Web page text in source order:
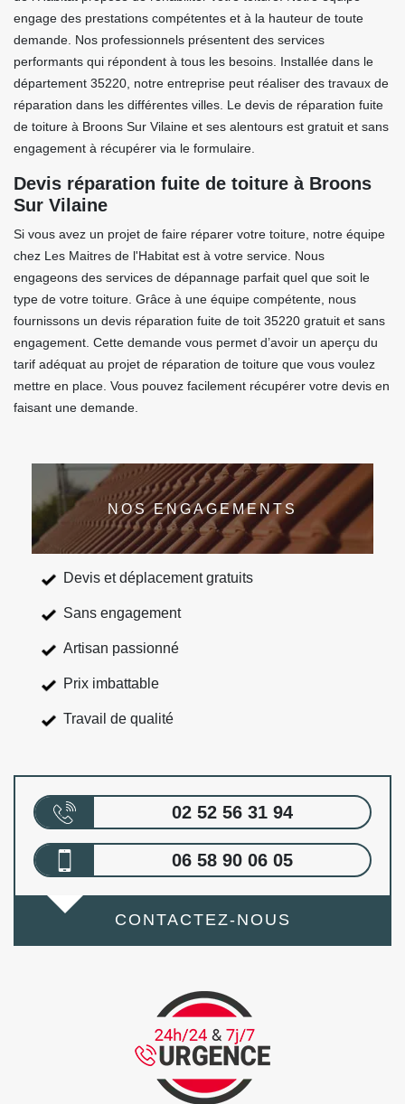
engage des prestations compétentes et à la hauteur de toute
demande. Nos professionnels présentent des services
performants qui répondent à tous les besoins. Installée dans le
département 35220, notre entreprise peut réaliser des travaux de
réparation dans les différentes villes. Le devis de réparation fuite
de toiture à Broons Sur Vilaine et ses alentours est gratuit et sans
engagement à récupérer via le formulaire.
Devis réparation fuite de toiture à Broons
Sur Vilaine
Si vous avez un projet de faire réparer votre toiture, notre équipe
chez Les Maitres de l'Habitat est à votre service. Nous
engageons des services de dépannage parfait quel que soit le
type de votre toiture. Grâce à une équipe compétente, nous
fournissons un devis réparation fuite de toit 35220 gratuit et sans
engagement. Cette demande vous permet d’avoir un aperçu du
tarif adéquat au projet de réparation de toiture que vous voulez
mettre en place. Vous pouvez facilement récupérer votre devis en
faisant une demande.
NOS ENGAGEMENTS
Devis et déplacement gratuits
Sans engagement
Artisan passionné
Prix imbattable
Travail de qualité
02 52 56 31 94
06 58 90 06 05
CONTACTEZ-NOUS